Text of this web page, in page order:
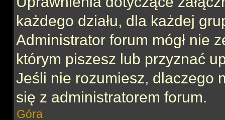
każdego działu, dla każdej
Administrator forum mógł nie
którym piszesz lub przyznać
Jeśli nie rozumiesz, dlaczego
się z administratorem forum.
Góra